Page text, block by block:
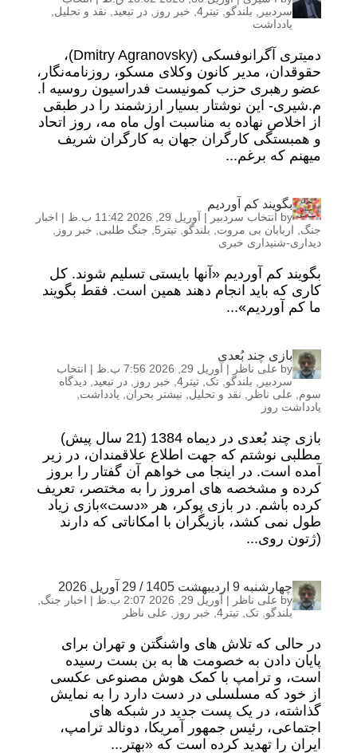
سردبیر
بلندگو تیتر4 , خبر روز در تبعید نقد و تحلیل
یادداشت
دمیتری آگرانوفسکی (Dmitry Agranovsky)،
حقوقدان، مدیر کانون وکلای مسکو، روزنامه‌نگار،
عضو رهبری حزب کمونیست فدراسیون روسیه ا.
م.شیری- این نوشتار بسیار ارزشمند را در طبقی
از اخلاص نهاده به مناسبت اول ماه مه، روز اتحاد
و همبستگی کارگران جهان به کارگران شریف
میهنم که برغم...
بگویند کم آوردیم
by انتخاب سردبیر | آوریل 29, 2026 11:42 ب.ظ | اخبار
جنگ
اربابان بی مروت بلندگو تیتر5 جنگ طلبی خبر روز
دیداری-شنیداری خبری
بگویند کم آوردیم «آنها بایستی تسلیم شوند. کل
کاری که باید انجام دهند همین است. فقط بگویند
ما کم آوردیم»...
بازی چند بُعدی
by علی ناظر | آوریل 29, 2026 7:56 ب.ظ | انتخاب
سردبیر
بلندگو تک تیتر4 , خبر روز در تبعید
دیدگاه
سوم
علی ناظر نقد و تحلیل نیشتر بحران یادداشت
یادداشت روز
بازی چند بُعدی در دیماه 1384 (21 سال پیش)
مطلبی نوشتم که جهت اطلاع علاقمندان، در زیر
آمده است. در اینجا می خواهم آن گفتار را بروز
کرده و مشخصه های امروز را به مختصر، تعریف
کرده باشم. در بازی پوکر، هر «دست»بازی زیاد
طول نمی کشد، بازیگران با امکاناتی که دارند
(ژتون روی...
چهارشنبه 9 اردیبهشت 1405 / 29 آوریل 2026
by علی ناظر | آوریل 29, 2026 2:07 ب.ظ | اخبار جنگ
بلندگو تک تیتر4 , خبر روز علی ناظر
در حالی که تلاش های واشنگتن و تهران برای
پایان دادن به خصومت ها به بن بست رسیده
است، و ترامپ با کمک هوش مصنوعی عکسی
از خود که مسلسلی در دست دارد را به نمایش
گذاشته، در یک پست جدید در شبکه های
اجتماعی، رئیس جمهور آمریکا، دونالد ترامپ،
ایران را تهدید کرده است که «بهتر...